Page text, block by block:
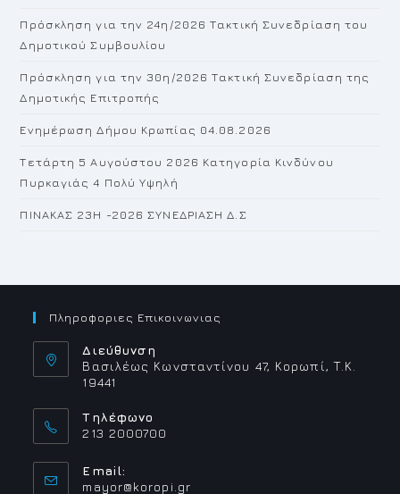
Πρόσκληση για την 24η/2026 Τακτική Συνεδρίαση του
Δημοτικού Συμβουλίου
Πρόσκληση για την 30η/2026 Τακτική Συνεδρίαση της
Δημοτικής Επιτροπής
Ενημέρωση Δήμου Κρωπίας 04.08.2026
Τετάρτη 5 Αυγούστου 2026 Κατηγορία Κινδύνου
Πυρκαγιάς 4 Πολύ Υψηλή
ΠΙΝΑΚΑΣ 23H -2026 ΣΥΝΕΔΡΙΑΣΗ Δ.Σ
Πληροφοριες Επικοινωνιας
Διεύθυνση
Βασιλέως Κωνσταντίνου 47, Κορωπί, Τ.Κ.
19441
Τηλέφωνο
213 2000700
Email:
mayor@koropi.grOpens